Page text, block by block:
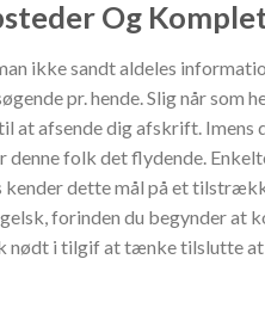
Og
ikke sandt aldeles
pr. hende. Slig når som
at afsende dig afskrift. Imens
folk det flydende.
kender dette mål på et
forinden du begynder at
nødt i tilgif at tænke tilslutte at